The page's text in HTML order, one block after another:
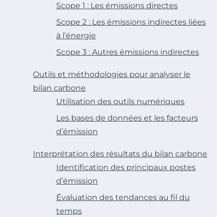
Scope 1 : Les émissions directes
Scope 2 : Les émissions indirectes liées
à l’énergie
Scope 3 : Autres émissions indirectes
Outils et méthodologies pour analyser le
bilan carbone
Utilisation des outils numériques
Les bases de données et les facteurs
d’émission
Interprétation des résultats du bilan carbone
Identification des principaux postes
d’émission
Évaluation des tendances au fil du
temps